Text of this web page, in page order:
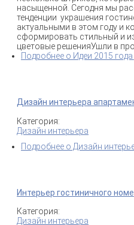
насыщенной. Сегодня мы
тенденции украшения
актуальными в этом году и
сформировать стильный и
цветовые решенияУшли в
Подробнее о Идеи 2015
Дизайн интерьера
Категория:
Дизайн интерьера
Подробнее о Дизайн
Интерьер гостиничного
Категория:
Дизайн интерьера